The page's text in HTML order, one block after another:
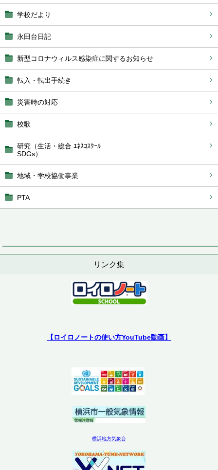
学校だより
永田台日記
新型コロナウィルス感染症に関するお知らせ
転入・転出手続き
災害時の対応
校歌
研究（生活・総合 ﾕﾈｽｺｽｸｰﾙ
SDGs）
地域・学校協働事業
PTA
リンク集
【ロイロノートの使い方YouTube動画】
横浜地方気象台